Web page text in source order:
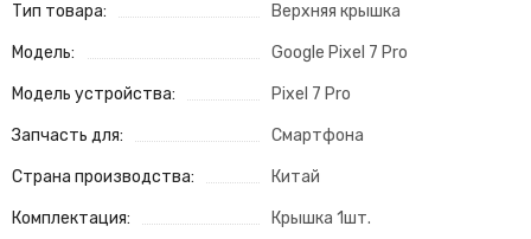
Тип товара: Верхняя крышка
Модель: Google Pixel 7 Pro
Модель устройства: Pixel 7 Pro
Запчасть для: Смартфона
Страна производства: Китай
Комплектация: Крышка 1шт.